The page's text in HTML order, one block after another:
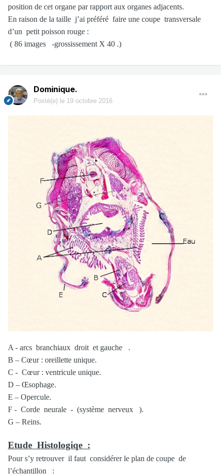
position de cet organe par rapport aux organes adjacents.
En raison de la taille j’ai préféré faire une coupe transversale
d’un petit poisson rouge :
( 86 images -grossissement X 40 .)
Dominique.
Posté(e) le 19 octobre 2016
A - arcs branchiaux droit et gauche .
B – Cœur : oreillette unique.
C - Cœur : ventricule unique.
D – Œsophage.
E – Opercule.
F - Corde neurale - (système nerveux ).
G – Reins.
Etude Histologiqe :
Pour s’y retrouver il faut considérer le plan de coupe de
l’échantillon :